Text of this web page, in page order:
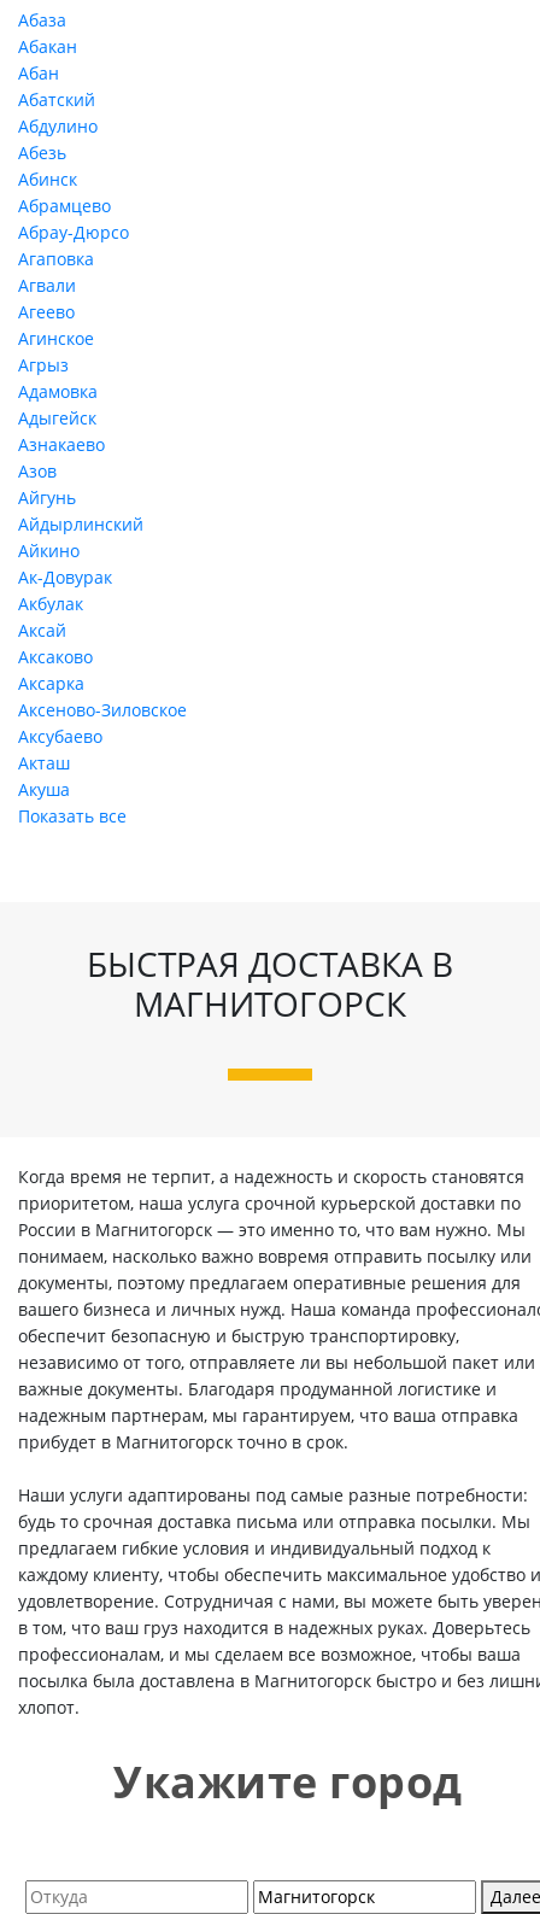
Абаза
Абакан
Абан
Абатский
Абдулино
Абезь
Абинск
Абрамцево
Абрау-Дюрсо
Агаповка
Агвали
Агеево
Агинское
Агрыз
Адамовка
Адыгейск
Азнакаево
Азов
Айгунь
Айдырлинский
Айкино
Ак-Довурак
Акбулак
Аксай
Аксаково
Аксарка
Аксеново-Зиловское
Аксубаево
Акташ
Акуша
Показать все
БЫСТРАЯ ДОСТАВКА В
МАГНИТОГОРСК
Когда время не терпит, а надежность и скорость становятся
приоритетом, наша услуга срочной курьерской доставки по
России в Магнитогорск — это именно то, что вам нужно. Мы
понимаем, насколько важно вовремя отправить посылку или
документы, поэтому предлагаем оперативные решения для
вашего бизнеса и личных нужд. Наша команда
обеспечит безопасную и быструю транспортировку,
независимо от того, отправляете ли вы небольшой пакет или
важные документы. Благодаря продуманной логистике и
надежным партнерам, мы гарантируем, что ваша отправка
прибудет в Магнитогорск точно в срок.
Наши услуги адаптированы под самые разные потребности:
будь то срочная доставка письма или отправка посылки. Мы
предлагаем гибкие условия и индивидуальный подход к
каждому клиенту, чтобы обеспечить максимальное удобство и
удовлетворение. Сотрудничая с нами, вы можете быть
в том, что ваш груз находится в надежных руках. Доверьтесь
профессионалам, и мы сделаем все возможное, чтобы ваша
посылка была доставлена в Магнитогорск быстро и без
хлопот.
Укажите город
Далее